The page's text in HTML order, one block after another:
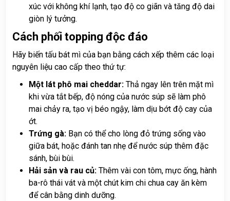
xúc với không khí lạnh, tạo độ co giãn và tăng độ dai
giòn lý tưởng.
Cách phối topping độc đáo
Hãy biến tấu bát mì của bạn bằng cách xếp thêm các loại
nguyên liệu cao cấp theo thứ tự:
Một lát phô mai cheddar: Thả ngay lên trên mặt mì
khi vừa tắt bếp, độ nóng của nước súp sẽ làm phô
mai chảy ra, tạo vị béo ngậy, làm dịu bớt độ cay của
ớt.
Trứng gà: Bạn có thể cho lòng đỏ trứng sống vào
giữa bát, hoặc đánh tan nhẹ để nước súp thêm đặc
sánh, bùi bùi.
Hải sản và rau củ: Thêm vài con tôm, mực ống, hành
ba-rô thái vát và một chút kim chi chua cay ăn kèm
để cân bằng dinh dưỡng.